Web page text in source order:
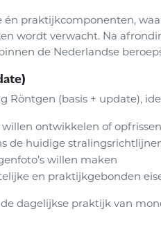
praktijkcomponenten,
wordt verwacht. Na
de Nederlandse
Röntgen (basis + update),
ontwikkelen of opfrissen
de huidige
willen maken
en praktijkgebonden
dagelijkse praktijk van